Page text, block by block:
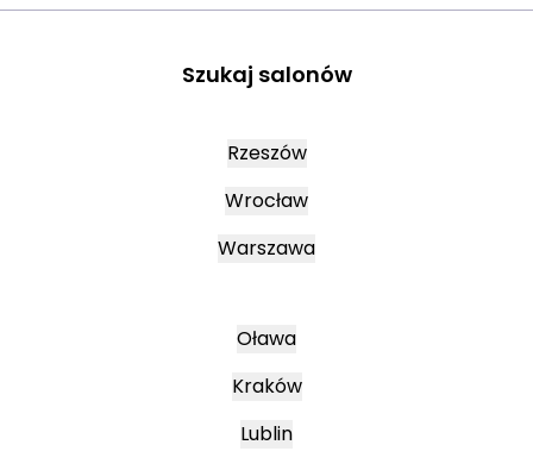
Szukaj salonów
Rzeszów
Wrocław
Warszawa
Oława
Kraków
Lublin